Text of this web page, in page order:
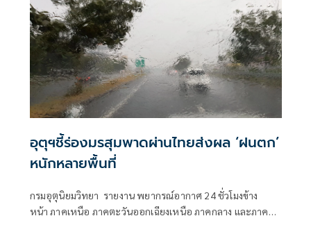
อุตุฯชี้ร่องมรสุมพาดผ่านไทยส่งผล ‘ฝนตก’
หนักหลายพื้นที่
กรมอุตุนิยมวิทยา รายงาน พยากรณ์อากาศ 24 ชั่วโมงข้าง
หน้า ภาคเหนือ ภาคตะวันออกเฉียงเหนือ ภาคกลาง และภาค